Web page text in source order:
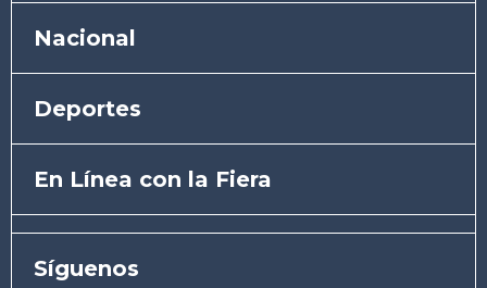
Nacional
Deportes
En Línea con la Fiera
Síguenos